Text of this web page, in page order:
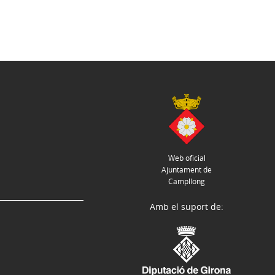
Web oficial
Ajuntament de
Campllong
Amb el suport de: